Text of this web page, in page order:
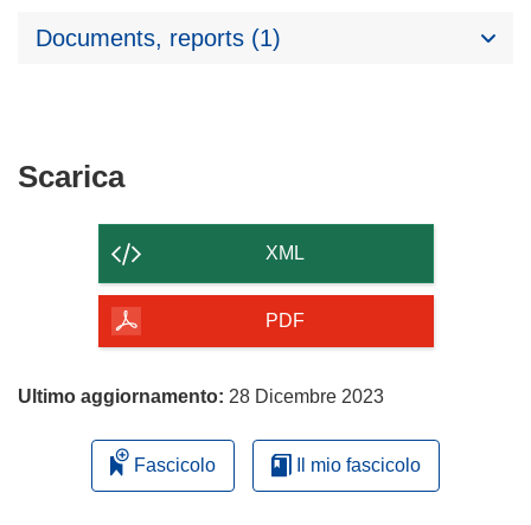
Documents, reports (1)
ScaricaScarica
contenuto
della
pagina
XML
PDF
Ultimo aggiornamento: 28 Dicembre 2023
Fascicolo Il mio fascicolo